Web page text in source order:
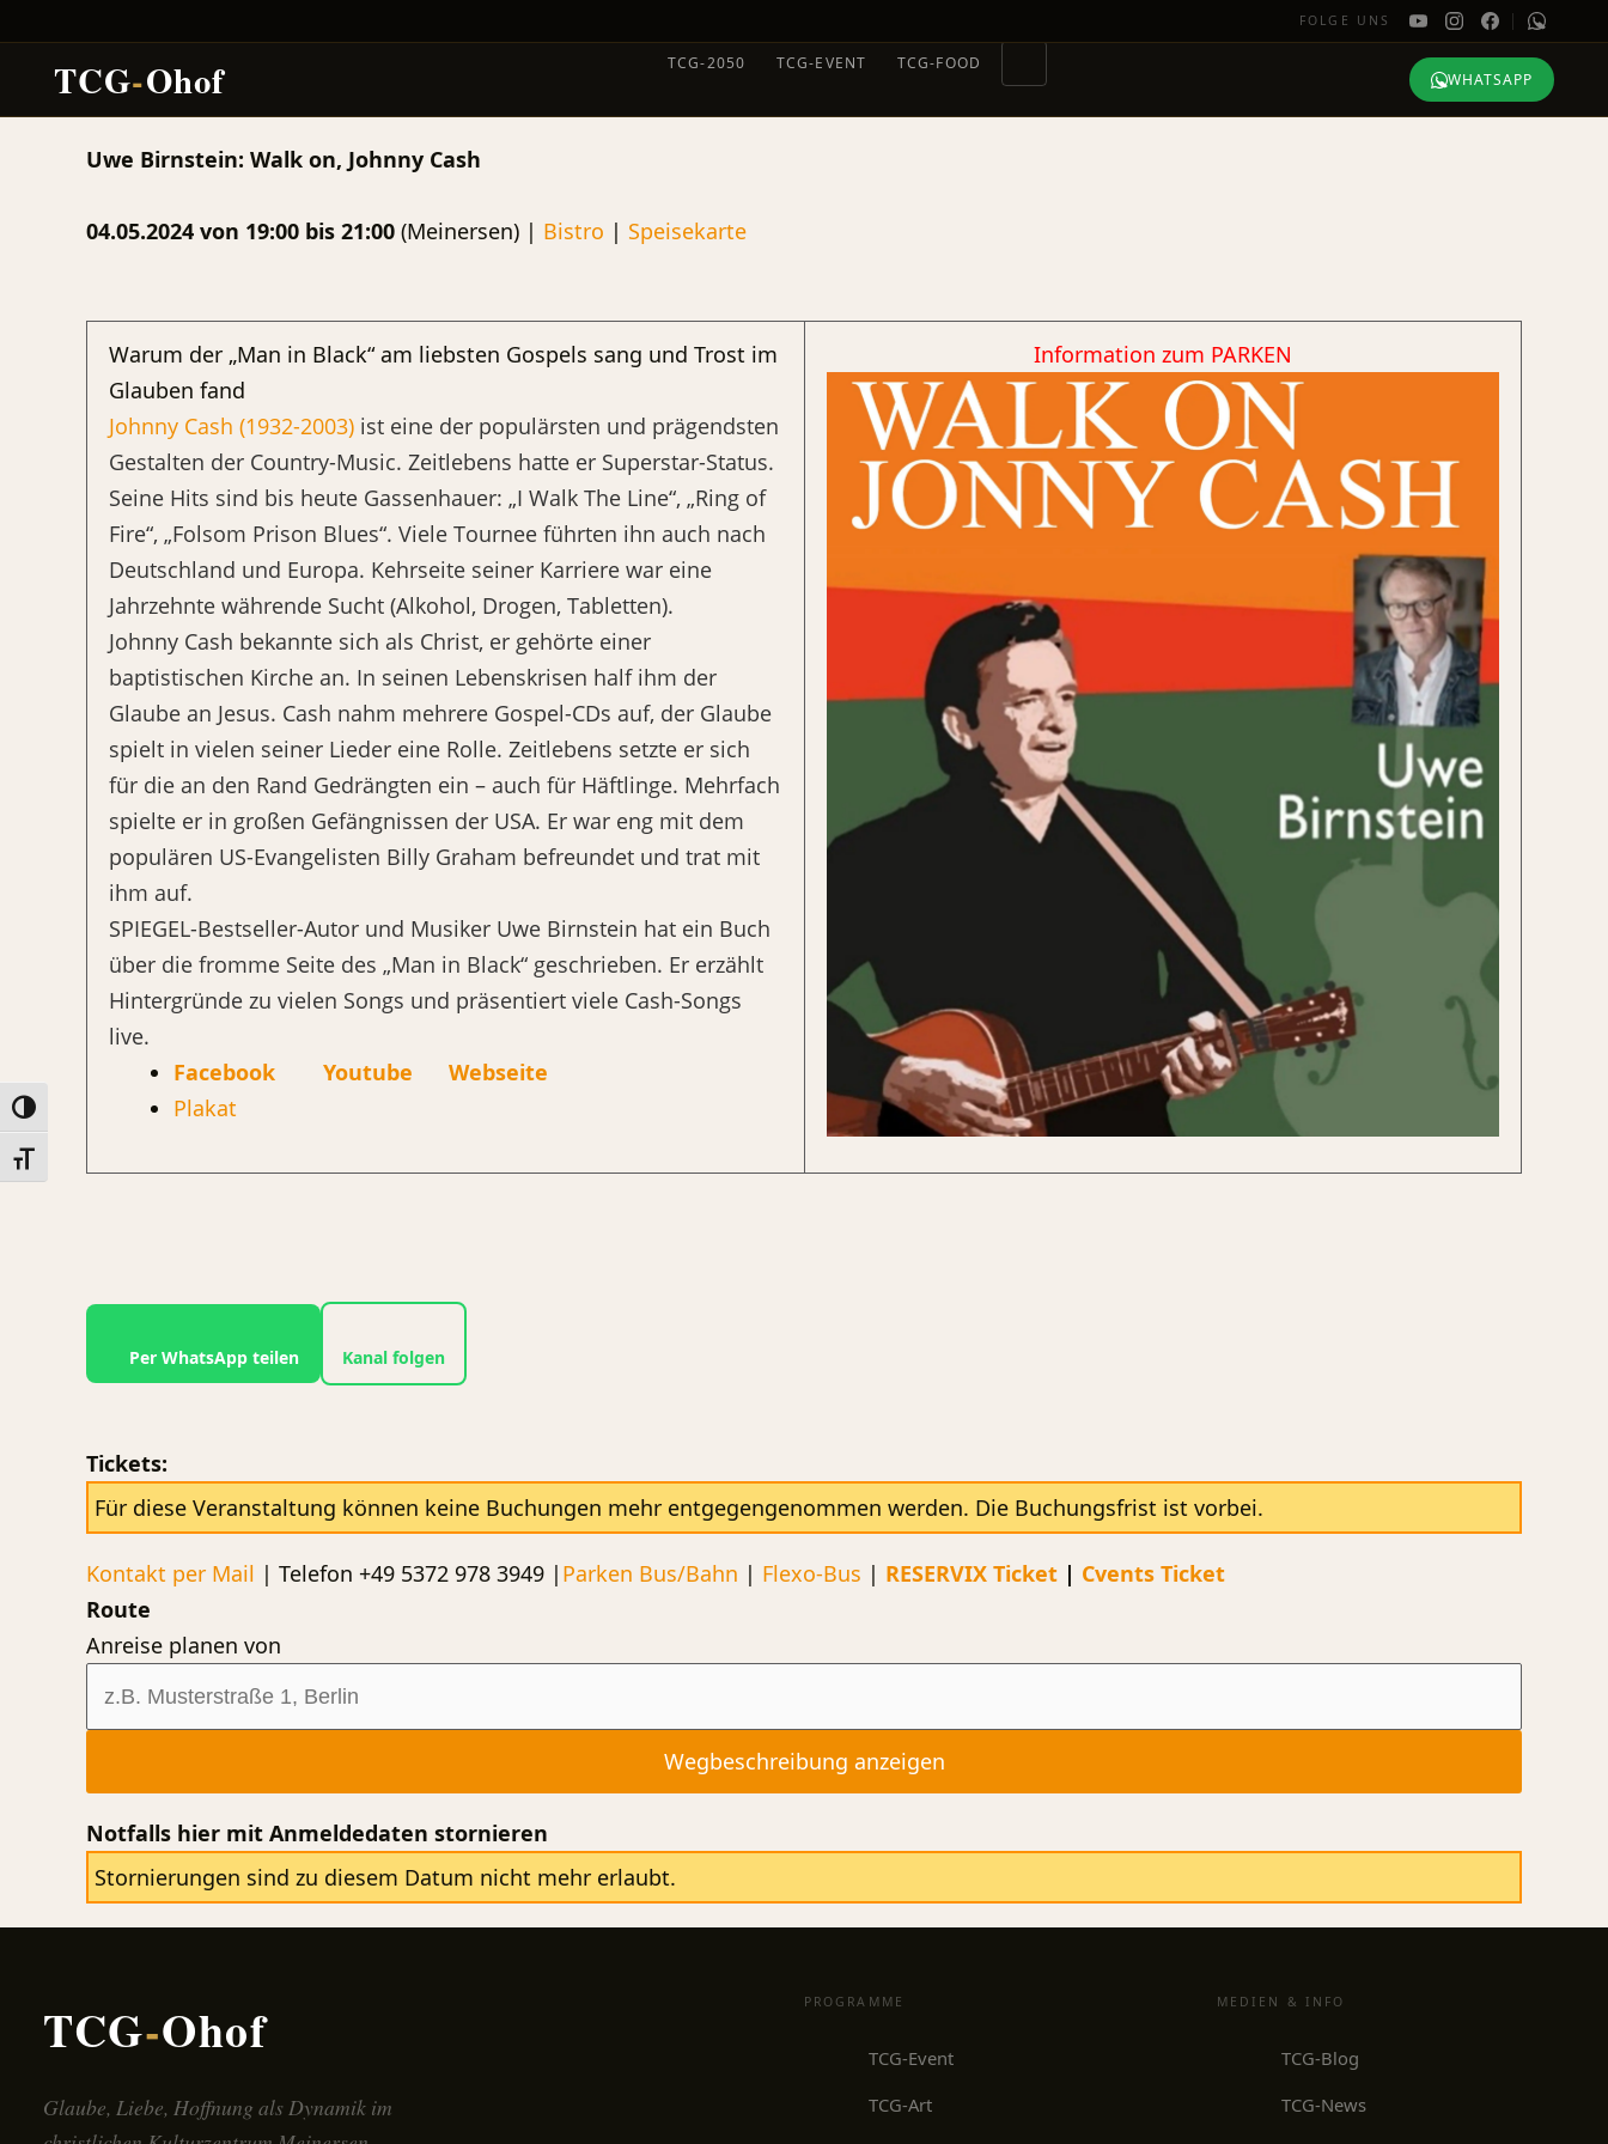
Umschalten auf hohe Kontraste
Schrift vergrößern
FOLGE UNS
TCG-Ohof TCG-2050 TCG-EVENT TCG-FOOD
WHATSAPP
Uwe Birnstein: Walk on, Johnny Cash
04.05.2024 von 19:00 bis 21:00 (Meinersen) | Bistro | Speisekarte
Warum der „Man in Black“ am liebsten Gospels sang und Trost im
Glauben fand
Johnny Cash (1932-2003) ist eine der populärsten und prägendsten
Gestalten der Country-Music. Zeitlebens hatte er Superstar-Status.
Seine Hits sind bis heute Gassenhauer: „I Walk The Line“, „Ring of
Fire“, „Folsom Prison Blues“. Viele Tournee führten ihn auch nach
Deutschland und Europa. Kehrseite seiner Karriere war eine
Jahrzehnte währende Sucht (Alkohol, Drogen, Tabletten).
Johnny Cash bekannte sich als Christ, er gehörte einer
baptistischen Kirche an. In seinen Lebenskrisen half ihm der
Glaube an Jesus. Cash nahm mehrere Gospel-CDs auf, der Glaube
spielt in vielen seiner Lieder eine Rolle. Zeitlebens setzte er sich
für die an den Rand Gedrängten ein – auch für Häftlinge. Mehrfach
spielte er in großen Gefängnissen der USA. Er war eng mit dem
populären US-Evangelisten Billy Graham befreundet und trat mit
ihm auf.
SPIEGEL-Bestseller-Autor und Musiker Uwe Birnstein hat ein Buch
über die fromme Seite des „Man in Black“ geschrieben. Er erzählt
Hintergründe zu vielen Songs und präsentiert viele Cash-Songs
live.
Facebook
Youtube
Webseite
Plakat
Information zum PARKEN
Per WhatsApp teilen Kanal folgen
Tickets:
Für diese Veranstaltung können keine Buchungen mehr entgegengenommen werden. Die Buchungsfrist ist vorbei.
Kontakt per Mail | Telefon +49 5372 978 3949 | Parken Bus/Bahn | Flexo-Bus | RESERVIX Ticket | Cvents Ticket
Route
Anreise planen von
Notfalls hier mit Anmeldedaten stornieren
Stornierungen sind zu diesem Datum nicht mehr erlaubt.
TCG-Ohof
Glaube, Liebe, Hoffnung als Dynamik im
PROGRAMME
TCG-Event
TCG-Art
MEDIEN & INFO
TCG-Blog
TCG-News